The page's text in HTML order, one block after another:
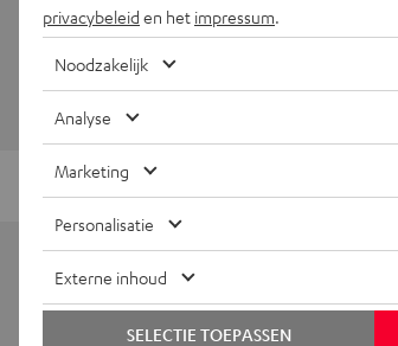
privacybeleid en het impressum
Noodzakelijk
Analyse
Marketing
Personalisatie
Externe inhoud
SELECTIE TOEPASSEN